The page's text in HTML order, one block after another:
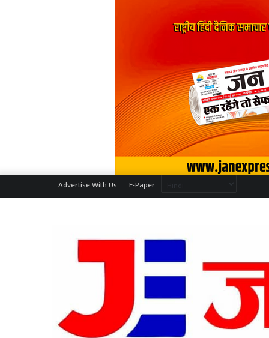
Advertise With Us E-Paper